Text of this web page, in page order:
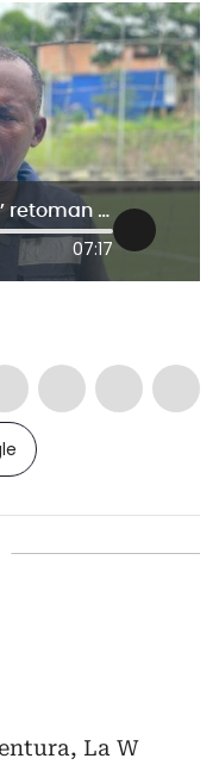
‘Shottas’ y ‘Espartanos’ retoman la tregua: vocero desde Buenaventura
07:17
La W